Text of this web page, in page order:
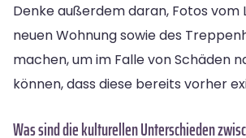
Denke außerdem daran, Fotos vom
neuen Wohnung sowie des
machen, um im Falle von Schäden
können, dass diese bereits vorher
Was sind die kulturellen Unterschieden